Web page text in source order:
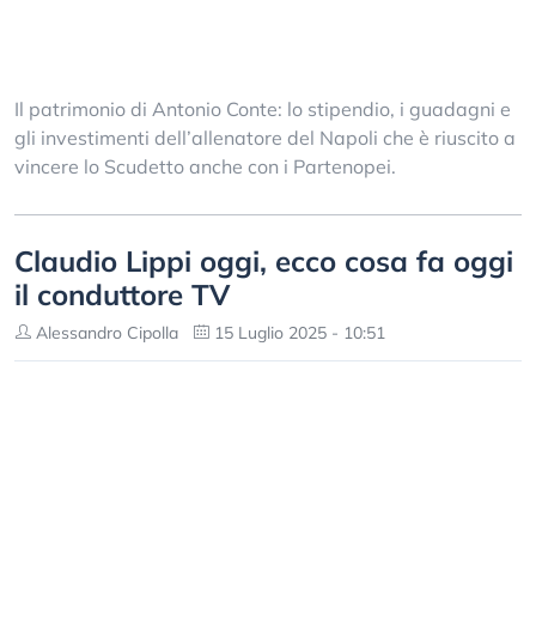
Il patrimonio di Antonio Conte: lo stipendio, i guadagni e
gli investimenti dell’allenatore del Napoli che è riuscito a
vincere lo Scudetto anche con i Partenopei.
Claudio Lippi oggi, ecco cosa fa oggi
il conduttore TV
Alessandro Cipolla 15 Luglio 2025 - 10:51